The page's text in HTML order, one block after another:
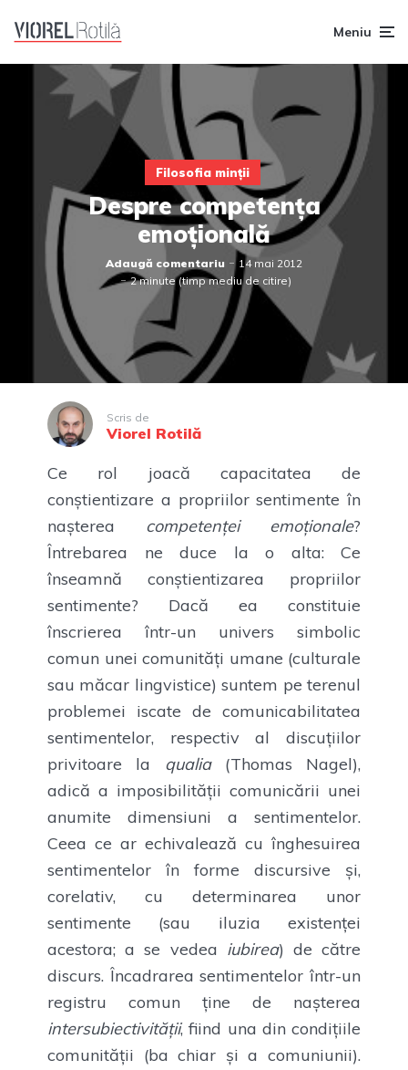
Meniu
Filosofia minții
Despre competența
emoțională
Adaugă comentariu
14 mai 2012
2 minute (timp mediu de citire)
Scris de
Viorel Rotilă
Ce rol joacă capacitatea de
conștientizare a propriilor sentimente în
nașterea competenței emoționale?
Întrebarea ne duce la o alta: Ce
înseamnă conștientizarea propriilor
sentimente? Dacă ea constituie
înscrierea într-un univers simbolic
comun unei comunități umane (culturale
sau măcar lingvistice) suntem pe terenul
problemei iscate de comunicabilitatea
sentimentelor, respectiv al discuțiilor
privitoare la qualia(Thomas Nagel),
adică a imposibilității comunicării unei
anumite dimensiuni a sentimentelor.
Ceea ce ar echivalează cu înghesuirea
sentimentelor în forme discursive și,
corelativ, cu determinarea unor
sentimente (sau iluzia existenței
acestora; a se vedea iubirea) de către
discurs. Încadrarea sentimentelor într-un
registru comun ține de nașterea
intersubiectivității, fiind una din condițiile
comunității (ba chiar și a comuniunii).